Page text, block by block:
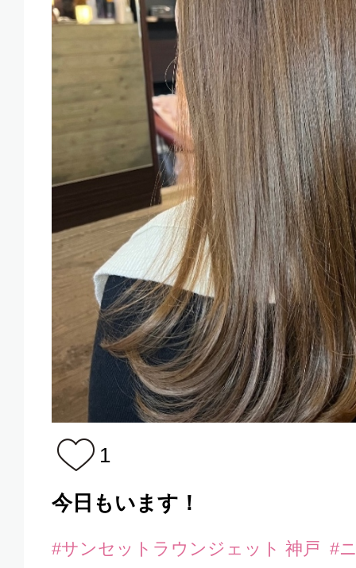
1
今日もいます！
#サンセットラウンジェット 神戸 #